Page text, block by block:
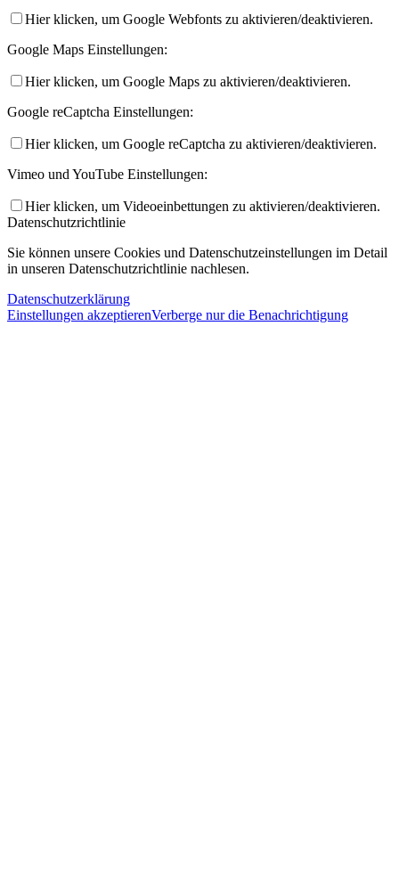
Hier klicken, um Google Webfonts zu aktivieren/deaktivieren.
Google Maps Einstellungen:
Hier klicken, um Google Maps zu aktivieren/deaktivieren.
Google reCaptcha Einstellungen:
Hier klicken, um Google reCaptcha zu aktivieren/deaktivieren.
Vimeo und YouTube Einstellungen:
Hier klicken, um Videoeinbettungen zu aktivieren/deaktivieren.
Datenschutzrichtlinie
Sie können unsere Cookies und Datenschutzeinstellungen im Detail
in unseren Datenschutzrichtlinie nachlesen.
Datenschutzerklärung
Einstellungen akzeptierenVerberge nur die Benachrichtigung